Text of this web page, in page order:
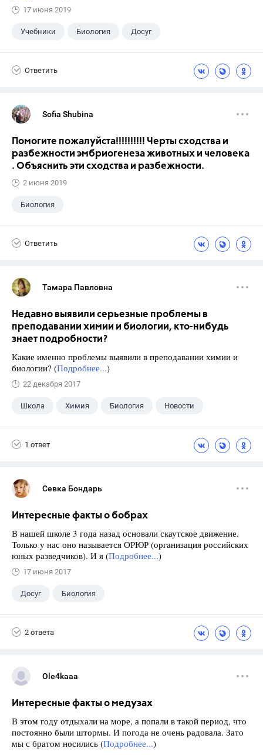
17 июня 2019
Учебники Биология Досуг
Ответить
Sofia Shubina
Помогите пожалуйста!!!!!!!!!! Черты сходства и
разбежности эмбриогенеза животных и человека
. Объяснить эти сходства и разбежности.
2 июня 2019
Биология
Ответить
Тамара Павловна
Недавно выявили серьезные проблемы в
преподавании химии и биологии, кто-нибудь
знает подробности?
Какие именно проблемы выявили в преподавании химии и
биологии? (Подробнее...)
22 декабря 2017
Школа Химия Биология Новости
1 ответ
Севка Бондарь
Интересные факты о бобрах
В нашей школе 3 года назад основали скаутское движение.
Только у нас оно называется ОРЮР (организация российских
юных разведчиков). И я (Подробнее...)
17 июня 2017
Досуг Биология
2 ответа
Ole4kaaa
Интересные факты о медузах
В этом году отдыхали на море, а попали в такой период, что
постоянно были штормы. И погода не очень радовала. Зато
мы с братом носились (Подробнее...)